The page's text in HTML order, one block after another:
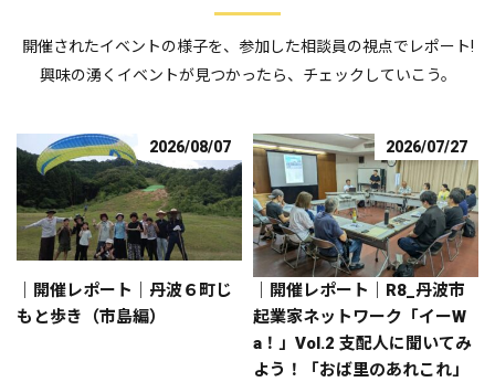
開催されたイベントの様子を、参加した相談員の視点でレポート!
興味の湧くイベントが見つかったら、チェックしていこう。
2026/08/07
｜開催レポート｜丹波６町じ
もと歩き（市島編）
2026/07/27
｜開催レポート｜R8_丹波市
起業家ネットワーク「イーW
a！」Vol.2 支配人に聞いてみ
よう！「おば里のあれこれ」